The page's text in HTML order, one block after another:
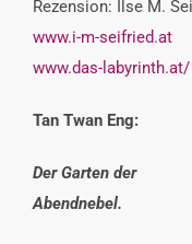
Rezension: Ilse M.
www.i-m-seifried.at
www.das-labyrinth.at/
Tan Twan Eng:
Der Garten der
Abendnebel.